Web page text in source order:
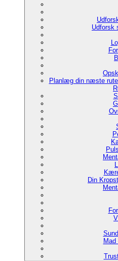
Udforsk
Planlæg din næste
Din